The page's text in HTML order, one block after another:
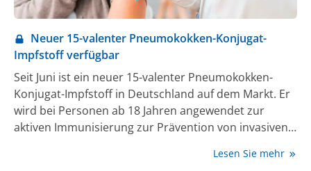
Neuer 15-valenter Pneumokokken-Konjugat-
Impfstoff verfügbar
Seit Juni ist ein neuer 15-valenter Pneumokokken-
Konjugat-Impfstoff in Deutschland auf dem Markt. Er
wird bei Personen ab 18 Jahren angewendet zur
aktiven Immunisierung zur Prävention von invasiven
Streptococcus pneumoniae verursacht werden (1).
Lesen Sie mehr